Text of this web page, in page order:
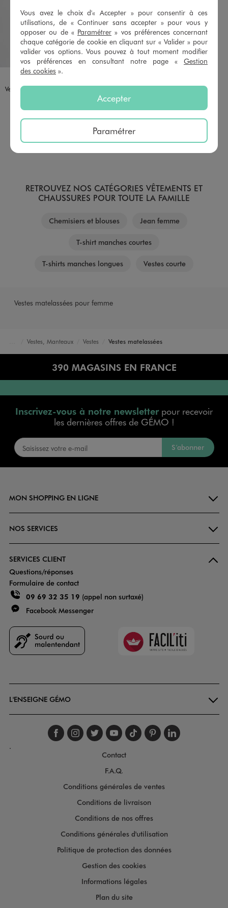
Disponible en 2 coloris
BLEUNOIR
Veste matelassée et rembourrée réversible femme
Les produits malins : Réversible
AJOUTERAU PANIER
RETROUVEZ NOS CATÉGORIES VÊTEMENTS ET
CHAUSSURES POUR TOUTE LA FAMILLE
Chemisiers et blouses Jean femme
T-shirt manches courtes
T-shirts manches longues Vestes courte
Vestes matelassées pour femme
FemmeVestes, Manteaux Vestes Vestes matelassées
390 MAGASINS EN FRANCE
Inscrivez-vous à notre newsletterpour recevoir
les dernières offres de GÉMO !
S’abonner
MON SHOPPING EN LIGNE
NOS SERVICES
SERVICES CLIENT
Questions/réponses
Formulaire de contact
09 69 32 35 19 (appel non surtaxé)
Facebook Messenger
Faciliti
L'ENSEIGNE GÉMO
Suivez-nous sur
Suivez-nous sur
Suivez-nous sur
Suivez-nous
Suivez-nous
Suivez-
.
Contact
F.A.Q.
Conditions générales de ventes
Conditions de livraison
Conditions de nos offres
Conditions générales d'utilisation
Politique de protection des données
Gestion des cookies
Informations légales
Plan du site
Vous avez le choix d'« Accepter » pour consentir à ces
utilisations, de « Continuer sans accepter » pour vous y
opposer ou de « Paramétrer » vos préférences concernant
chaque catégorie de cookie en cliquant sur « Valider » pour
valider vos options. Vous pouvez à tout moment modifier
vos préférences en consultant notre page « Gestion
des cookies ».
Accepter
Paramétrer